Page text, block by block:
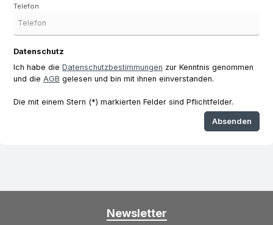
Telefon
Datenschutz
Ich habe die Datenschutzbestimmungen zur Kenntnis genommen
und die AGB gelesen und bin mit ihnen einverstanden.
Die mit einem Stern (*) markierten Felder sind Pflichtfelder.
Absenden
Newsletter